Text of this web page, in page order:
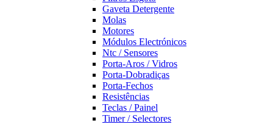
Gaveta Detergente
Molas
Motores
Módulos Electrónicos
Ntc / Sensores
Porta-Aros / Vidros
Porta-Dobradiças
Porta-Fechos
Resistências
Teclas / Painel
Timer / Selectores